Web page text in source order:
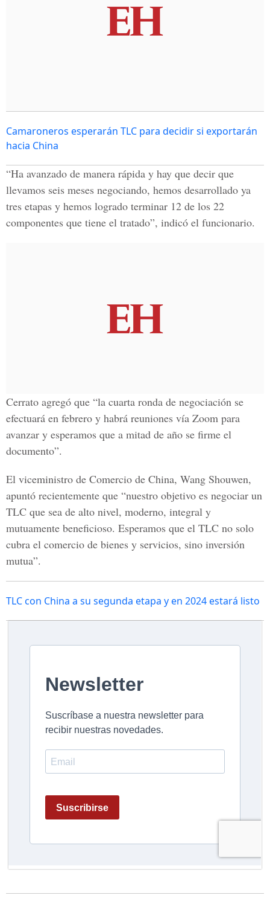
Camaroneros esperarán TLC para decidir si exportarán
hacia China
“Ha avanzado de manera rápida y hay que decir que
llevamos seis meses negociando, hemos desarrollado ya
tres etapas y hemos logrado terminar 12 de los 22
componentes que tiene el tratado”, indicó el funcionario.
Cerrato agregó que “la cuarta ronda de negociación se
efectuará en febrero y habrá reuniones vía Zoom para
avanzar y esperamos que a mitad de año se firme el
documento”.
El viceministro de Comercio de China, Wang Shouwen,
apuntó recientemente que “nuestro objetivo es negociar un
TLC que sea de alto nivel, moderno, integral y
mutuamente beneficioso. Esperamos que el TLC no solo
cubra el comercio de bienes y servicios, sino inversión
mutua”.
TLC con China a su segunda etapa y en 2024 estará listo